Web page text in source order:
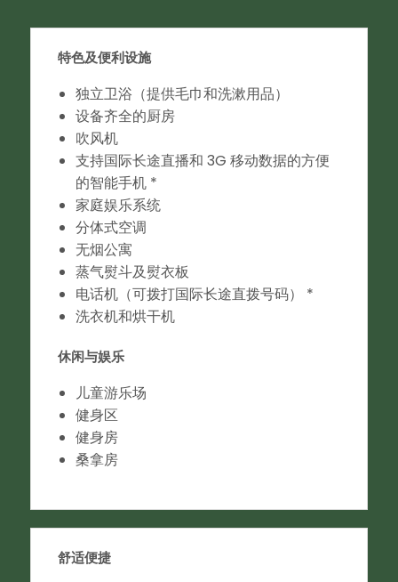
特色及便利设施
独立卫浴（提供毛巾和洗漱用品）
设备齐全的厨房
吹风机
支持国际长途直播和 3G 移动数据的方便
的智能手机 *
家庭娱乐系统
分体式空调
无烟公寓
蒸气熨斗及熨衣板
电话机（可拨打国际长途直拨号码） *
洗衣机和烘干机
休闲与娱乐
儿童游乐场
健身区
健身房
桑拿房
舒适便捷